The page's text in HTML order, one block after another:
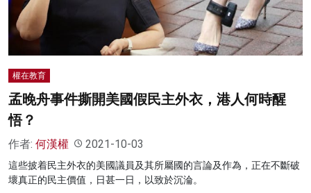
權在教育
孟晚舟事件撕開美國假民主外衣，港人何時醒
悟？
作者: 何漢權 2021-10-03
這些披着民主外衣的美國議員及其所屬國的言論及作為，正在不斷破
壞真正的民主價值，日甚一日，以致於沉淪。